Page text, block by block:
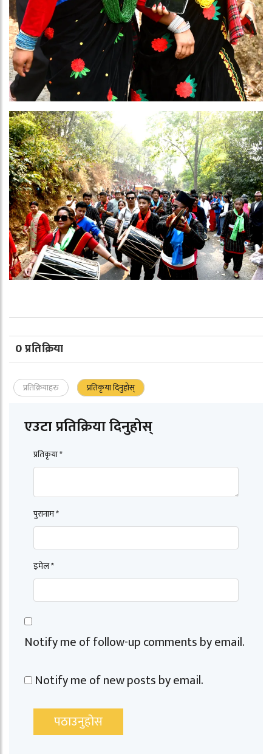
0 प्रतिक्रिया
प्रतिक्रियाहरु प्रतिकृया दिनुहोस्
एउटा प्रतिक्रिया दिनुहोस्
प्रतिकृया *
पुरानाम *
इमेल *
Notify me of follow-up comments by email.
Notify me of new posts by email.